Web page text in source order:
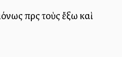
πρὸς τοὺς ἔξω καὶ